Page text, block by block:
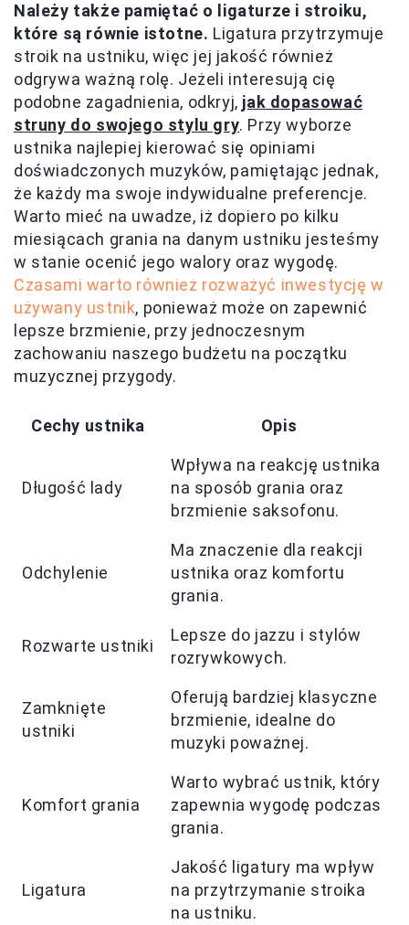
Należy także pamiętać o ligaturze i stroiku,
które są równie istotne. Ligatura przytrzymuje
stroik na ustniku, więc jej jakość również
odgrywa ważną rolę. Jeżeli interesują cię
podobne zagadnienia, odkryj, jak dopasować
struny do swojego stylu gry. Przy wyborze
ustnika najlepiej kierować się opiniami
doświadczonych muzyków, pamiętając jednak,
że każdy ma swoje indywidualne preferencje.
Warto mieć na uwadze, iż dopiero po kilku
miesiącach grania na danym ustniku jesteśmy
w stanie ocenić jego walory oraz wygodę.
Czasami warto również rozważyć inwestycję w
używany ustnik, ponieważ może on zapewnić
lepsze brzmienie, przy jednoczesnym
zachowaniu naszego budżetu na początku
muzycznej przygody.
Cechy ustnika Opis
Długość lady
Wpływa na reakcję ustnika
na sposób grania oraz
brzmienie saksofonu.
Odchylenie
Ma znaczenie dla reakcji
ustnika oraz komfortu
grania.
Rozwarte ustniki
Lepsze do jazzu i stylów
rozrywkowych.
Zamknięte
ustniki
Oferują bardziej klasyczne
brzmienie, idealne do
muzyki poważnej.
Komfort grania
Warto wybrać ustnik, który
zapewnia wygodę podczas
grania.
Ligatura
Jakość ligatury ma wpływ
na przytrzymanie stroika
na ustniku.